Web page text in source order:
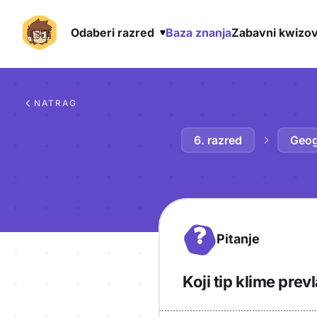
Odaberi razred Baza znanjaZabavni
NATRAG
6. razred
? Pitanje
Koji tip klime